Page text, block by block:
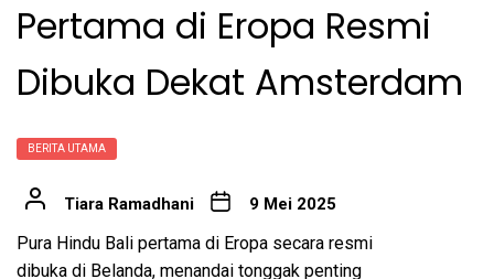
Pertama di Eropa Resmi
Dibuka Dekat Amsterdam
BERITA UTAMA
Tiara Ramadhani 9 Mei 2025
Pura Hindu Bali pertama di Eropa secara resmi
dibuka di Belanda, menandai tonggak penting